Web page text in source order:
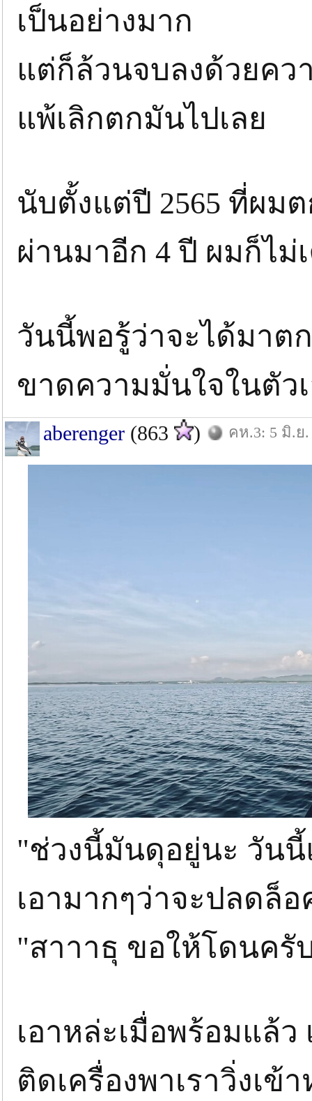
เป็นอย่างมาก
แต่ก็ล้วนจบลงด้วยคว
แพ้เลิกตกมันไปเลย
นับตั้งแต่ปี 2565 ที่ผม
ผ่านมาอีก 4 ปี ผมก็ไม่
วันนี้พอรู้ว่าจะได้มาต
ขาดความมั่นใจในตัวเ
aberenger (863 ) คห.3: 5 มิ.ย.
"ช่วงนี้มันดุอยู่นะ วัน
เอามากๆว่าจะปลดล็
"สาาาธุ ขอให้โดนครั
เอาหล่ะเมื่อพร้อมแล้ว
ติดเครื่องพาเราวิ่งเข้